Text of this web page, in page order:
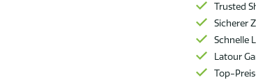
Trusted
Sicherer
Schnelle
Latour
Top-